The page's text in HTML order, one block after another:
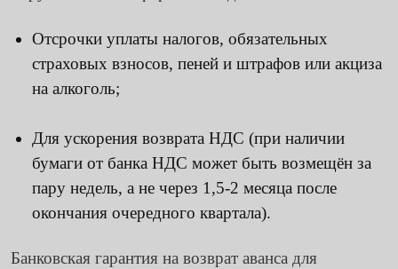
Отсрочки уплаты налогов, обязательных
страховых взносов, пеней и штрафов или акциза
на алкоголь;
Для ускорения возврата НДС (при наличии
бумаги от банка НДС может быть возмещён за
пару недель, а не через 1,5-2 месяца после
окончания очередного квартала).
Банковская гарантия на возврат авансадля